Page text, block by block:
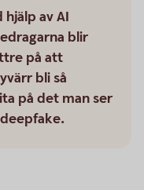
av AI
blir
på att
bli så
på det man ser